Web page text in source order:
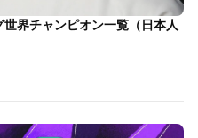
界チャンピオン一覧（日本人